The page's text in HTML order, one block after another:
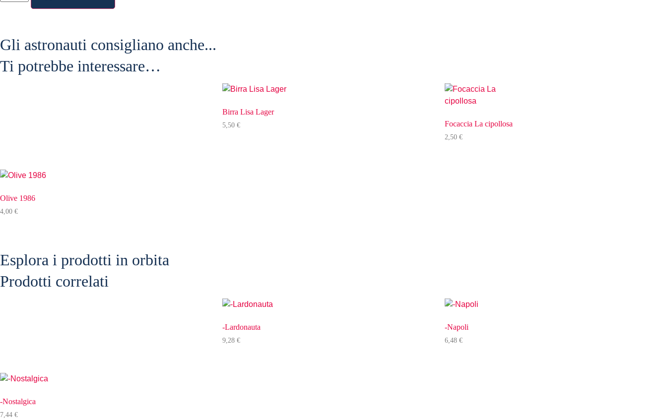
Gli astronauti consigliano anche...
Ti potrebbe interessare…
Birra Lisa Lager
5,50 € Focaccia La cipollosa
2,50 €
Olive 1986
4,00 €
Esplora i prodotti in orbita
Prodotti correlati
-Lardonauta
9,28 €
-Napoli
6,48 €
-Nostalgica
7,44 €